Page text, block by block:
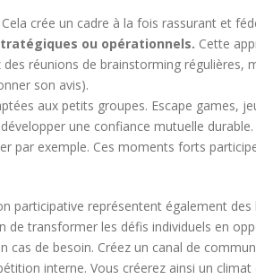
crée un cadre à la fois rassurant et
ou opérationnels. Cette
réunions de brainstorming
son avis).
aux petits groupes. Escape games,
une confiance mutuelle durable.
par exemple. Ces moments forts
participative représentent également
de transformer les défis individuels en
cas de besoin. Créez un canal de
interne. Vous créerez ainsi un